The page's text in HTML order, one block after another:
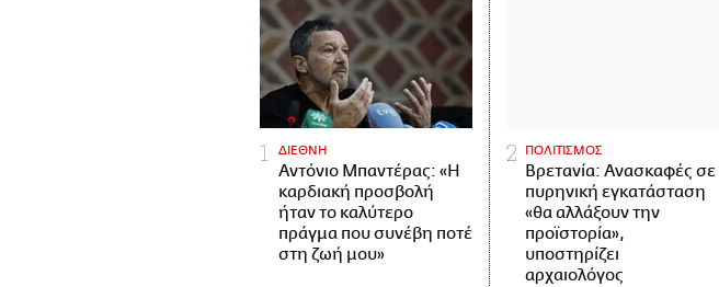
ΔΙΕΘΝΗ
Αντόνιο Μπαντέρας: «Η
καρδιακή προσβολή
ήταν το καλύτερο
πράγμα που συνέβη ποτέ
στη ζωή μου»
ΠΟΛΙΤΙΣΜΟΣ
Βρετανία: Ανασκαφές σε
πυρηνική εγκατάσταση
«θα αλλάξουν την
προϊστορία»,
υποστηρίζει
αρχαιολόγος